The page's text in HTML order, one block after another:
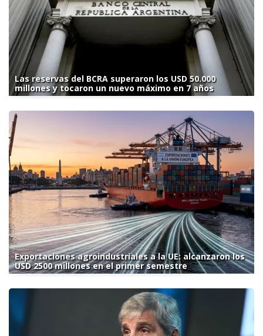
Las reservas del BCRA superaron los USD 50.000
millones y tocaron un nuevo máximo en 7 años
Exportaciones agroindustriales a la UE: alcanzaron los
USD 2500 millones en el primer semestre